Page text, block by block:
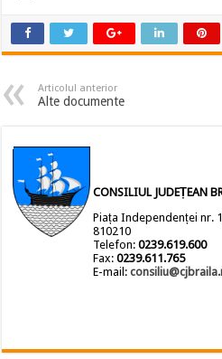
Articolul anterior
Alte documente
CONSILIUL JUDEȚEAN
Piața Independenței nr.
810210
Telefon:0239.619.600
Fax:0239.611.765
E-mail: